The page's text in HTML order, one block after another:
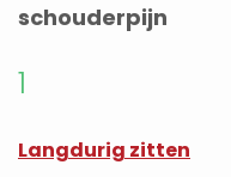
schouderpijn
1
Langdurig zitten